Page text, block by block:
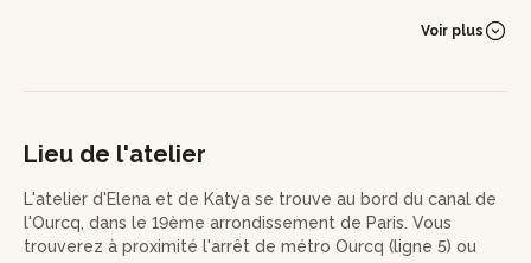
à tomber par terre.
Vous apporterez votre touche finale avec le garnissage et
En fin d’atelier, l’artisan pourrait vous solliciter pour nettoyer
le matériel. Vous confierez votre/vos création·s à l’artisan
Voir plus
Lieu de l'atelier
L'atelier d'Elena et de Katya se trouve au bord du canal de
l'Ourcq, dans le 19ème arrondissement de Paris. Vous
trouverez à proximité l'arrêt de métro Ourcq (ligne 5) ou